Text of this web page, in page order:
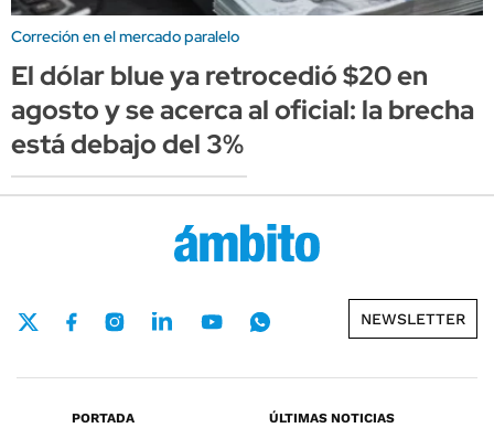
Correción en el mercado paralelo
El dólar blue ya retrocedió $20 en
agosto y se acerca al oficial: la brecha
está debajo del 3%
NEWSLETTER
PORTADA
ÚLTIMAS NOTICIAS